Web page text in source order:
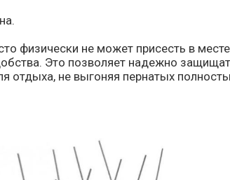
физически не может присесть в
Это позволяет надежно
отдыха, не выгоняя пернатых